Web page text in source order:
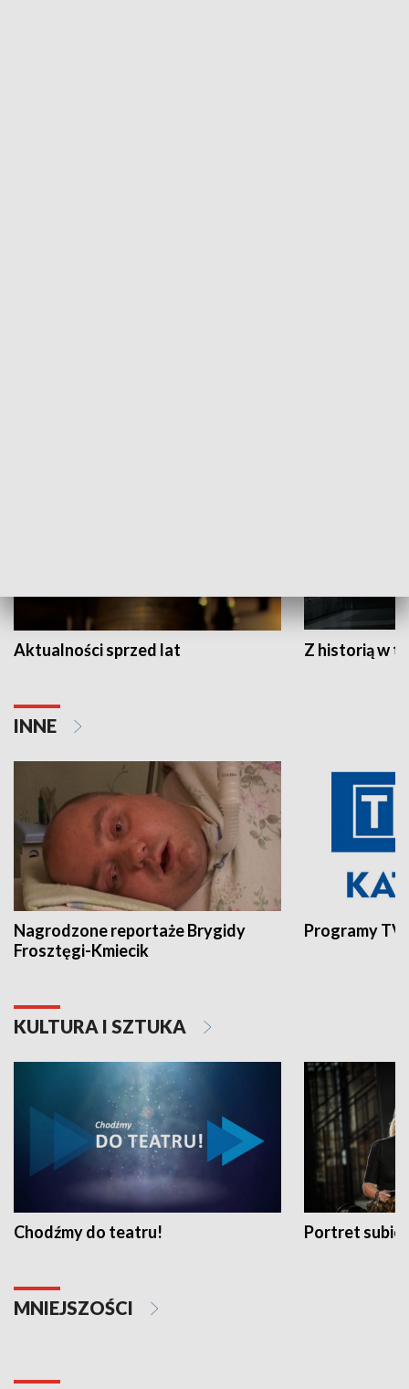
Aktualności sprzed lat Z historią w
INNE
Nagrodzone reportaże Brygidy
Frosztęgi-Kmiecik
Programy
KULTURA I SZTUKA
Chodźmy do teatru! Portret
MNIEJSZOŚCI